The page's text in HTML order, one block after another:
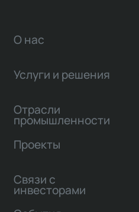
О нас
Услуги и решения
Отрасли
промышленности
Проекты
Связи с
инвесторами